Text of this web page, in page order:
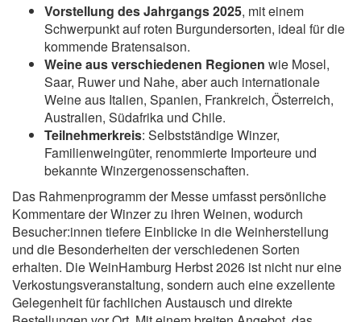
Vorstellung des Jahrgangs 2025, mit einem
Schwerpunkt auf roten Burgundersorten, ideal für die
kommende Bratensaison.
Weine aus verschiedenen Regionen wie Mosel,
Saar, Ruwer und Nahe, aber auch internationale
Weine aus Italien, Spanien, Frankreich, Österreich,
Australien, Südafrika und Chile.
Teilnehmerkreis: Selbstständige Winzer,
Familienweingüter, renommierte Importeure und
bekannte Winzergenossenschaften.
Das Rahmenprogramm der Messe umfasst persönliche
Kommentare der Winzer zu ihren Weinen, wodurch
Besucher:innen tiefere Einblicke in die Weinherstellung
und die Besonderheiten der verschiedenen Sorten
erhalten. Die WeinHamburg Herbst 2026 ist nicht nur eine
Verkostungsveranstaltung, sondern auch eine exzellente
Gelegenheit für fachlichen Austausch und direkte